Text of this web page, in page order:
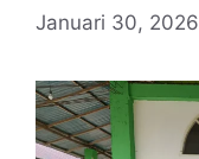
Januari 30, 2026